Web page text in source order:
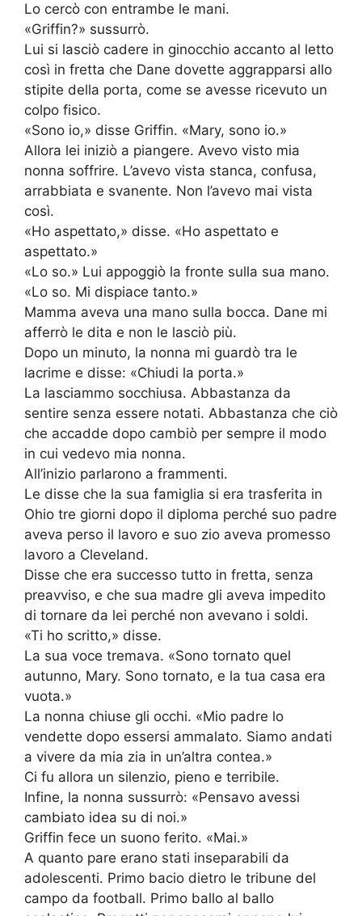
Lo cercò con entrambe le mani.
«Griffin?» sussurrò.
Lui si lasciò cadere in ginocchio accanto al letto
così in fretta che Dane dovette aggrapparsi allo
stipite della porta, come se avesse ricevuto un
colpo fisico.
«Sono io,» disse Griffin. «Mary, sono io.»
Allora lei iniziò a piangere. Avevo visto mia
nonna soffrire. L’avevo vista stanca, confusa,
arrabbiata e svanente. Non l’avevo mai vista
così.
«Ho aspettato,» disse. «Ho aspettato e
aspettato.»
«Lo so.» Lui appoggiò la fronte sulla sua mano.
«Lo so. Mi dispiace tanto.»
Mamma aveva una mano sulla bocca. Dane mi
afferrò le dita e non le lasciò più.
Dopo un minuto, la nonna mi guardò tra le
lacrime e disse: «Chiudi la porta.»
La lasciammo socchiusa. Abbastanza da
sentire senza essere notati. Abbastanza che ciò
che accadde dopo cambiò per sempre il modo
in cui vedevo mia nonna.
All’inizio parlarono a frammenti.
Le disse che la sua famiglia si era trasferita in
Ohio tre giorni dopo il diploma perché suo padre
aveva perso il lavoro e suo zio aveva promesso
lavoro a Cleveland.
Disse che era successo tutto in fretta, senza
preavviso, e che sua madre gli aveva impedito
di tornare da lei perché non avevano i soldi.
«Ti ho scritto,» disse.
La sua voce tremava. «Sono tornato quel
autunno, Mary. Sono tornato, e la tua casa era
vuota.»
La nonna chiuse gli occhi. «Mio padre lo
vendette dopo essersi ammalato. Siamo andati
a vivere da mia zia in un’altra contea.»
Ci fu allora un silenzio, pieno e terribile.
Infine, la nonna sussurrò: «Pensavo avessi
cambiato idea su di noi.»
Griffin fece un suono ferito. «Mai.»
A quanto pare erano stati inseparabili da
adolescenti. Primo bacio dietro le tribune del
campo da football. Primo ballo al ballo